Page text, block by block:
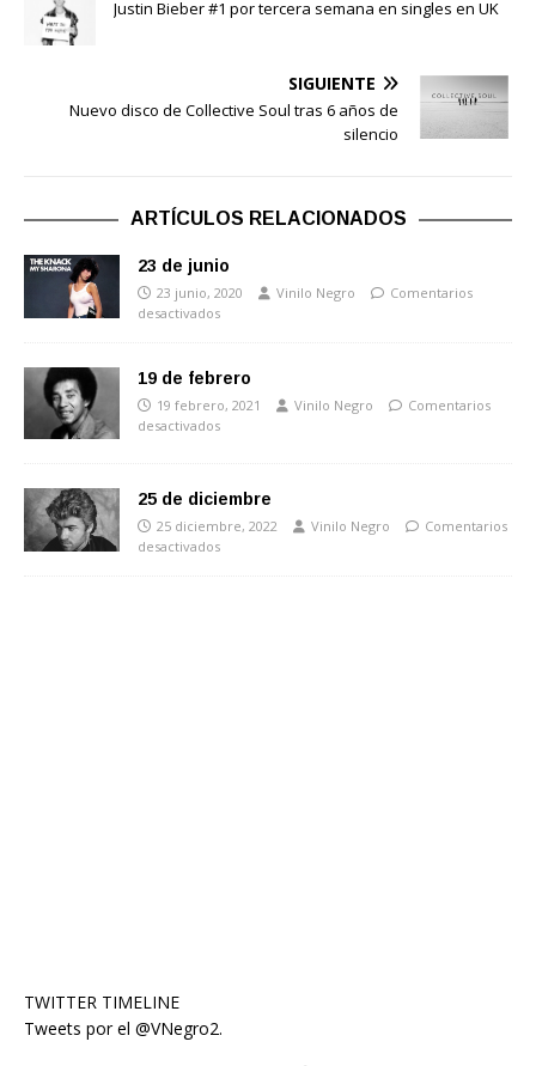
Justin Bieber #1 por tercera semana en singles en UK
SIGUIENTE
Nuevo disco de Collective Soul tras 6 años de
silencio
ARTÍCULOS RELACIONADOS
23 de junio
23 junio, 2020 Vinilo Negro
Comentarios
desactivados
19 de febrero
19 febrero, 2021 Vinilo Negro
Comentarios
desactivados
25 de diciembre
25 diciembre, 2022 Vinilo Negro
Comentarios
desactivados
TWITTER TIMELINE
Tweets por el @VNegro2.